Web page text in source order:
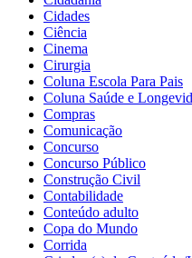
Cidades
Ciência
Cinema
Cirurgia
Coluna Escola Para Pais
Coluna Saúde e
Compras
Comunicação
Concurso
Concurso Público
Construção Civil
Contabilidade
Conteúdo adulto
Copa do Mundo
Corrida